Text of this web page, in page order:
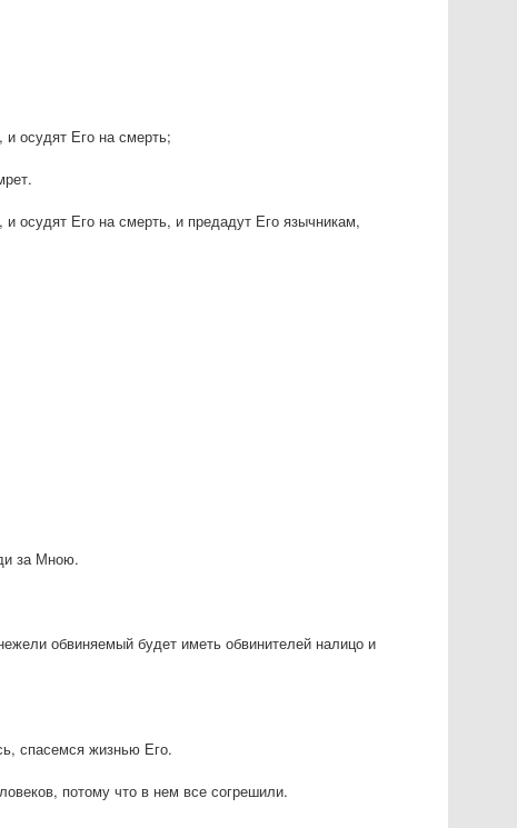
осудят Его на смерть;
осудят Его на смерть, и предадут Его язычникам,
за Мною.
обвиняемый будет иметь обвинителей налицо и
спасемся жизнью Его.
потому что в нем все согрешили.